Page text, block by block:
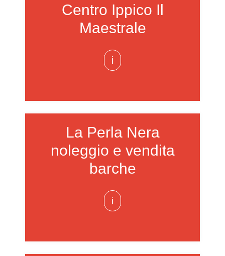
Centro Ippico Il
Maestrale
i
La Perla Nera
noleggio e vendita
barche
i